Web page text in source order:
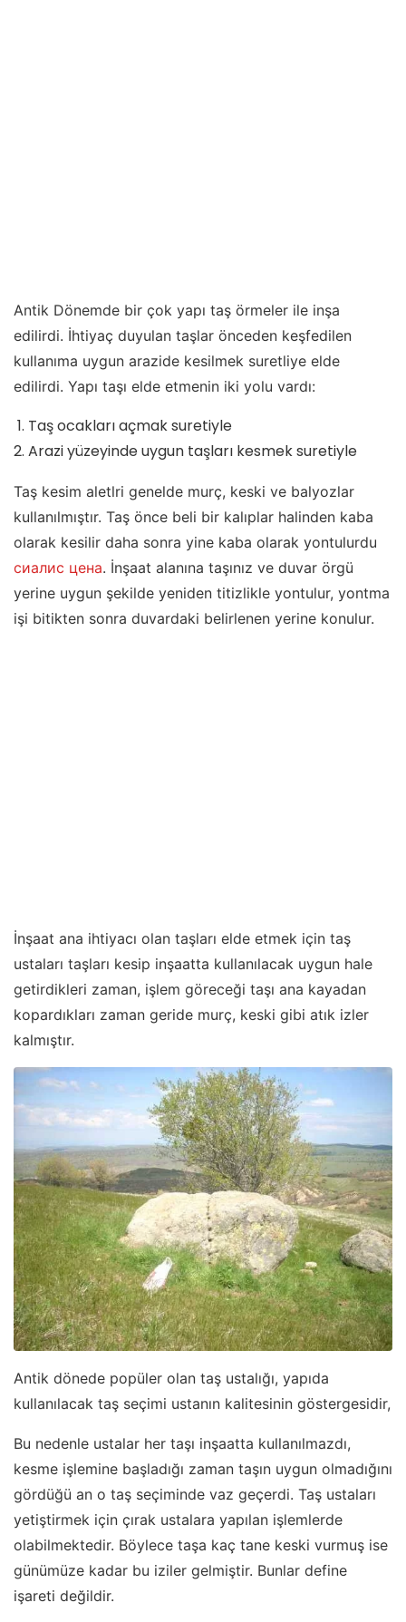
Antik Dönemde bir çok yapı taş örmeler ile inşa
edilirdi. İhtiyaç duyulan taşlar önceden keşfedilen
kullanıma uygun arazide kesilmek suretliye elde
edilirdi. Yapı taşı elde etmenin iki yolu vardı:
Taş ocakları açmak suretiyle
Arazi yüzeyinde uygun taşları kesmek suretiyle
Taş kesim aletlri genelde murç, keski ve balyozlar
kullanılmıştır. Taş önce beli bir kalıplar halinden kaba
olarak kesilir daha sonra yine kaba olarak yontulurdu
сиалис цена. İnşaat alanına taşınız ve duvar örgü
yerine uygun şekilde yeniden titizlikle yontulur, yontma
işi bitikten sonra duvardaki belirlenen yerine konulur.
İnşaat ana ihtiyacı olan taşları elde etmek için taş
ustaları taşları kesip inşaatta kullanılacak uygun hale
getirdikleri zaman, işlem göreceği taşı ana kayadan
kopardıkları zaman geride murç, keski gibi atık izler
kalmıştır.
Antik dönede popüler olan taş ustalığı, yapıda
kullanılacak taş seçimi ustanın kalitesinin göstergesidir,
Bu nedenle ustalar her taşı inşaatta kullanılmazdı,
kesme işlemine başladığı zaman taşın uygun olmadığını
gördüğü an o taş seçiminde vaz geçerdi. Taş ustaları
yetiştirmek için çırak ustalara yapılan işlemlerde
olabilmektedir. Böylece taşa kaç tane keski vurmuş ise
günümüze kadar bu iziler gelmiştir. Bunlar define
işareti değildir.